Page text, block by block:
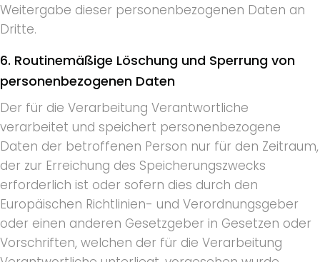
Weitergabe dieser personenbezogenen Daten an
Dritte.
6. Routinemäßige Löschung und Sperrung von
personenbezogenen Daten
Der für die Verarbeitung Verantwortliche
verarbeitet und speichert personenbezogene
Daten der betroffenen Person nur für den Zeitraum,
der zur Erreichung des Speicherungszwecks
erforderlich ist oder sofern dies durch den
Europäischen Richtlinien- und Verordnungsgeber
oder einen anderen Gesetzgeber in Gesetzen oder
Vorschriften, welchen der für die Verarbeitung